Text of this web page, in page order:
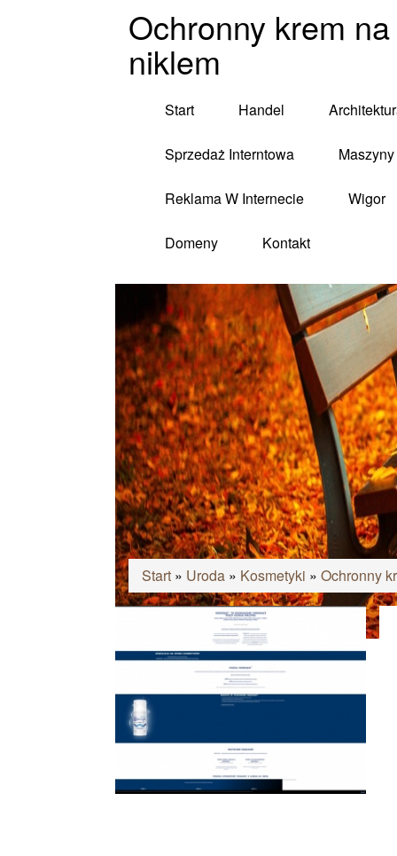
Ochronny krem
niklem
Start Handel
Sprzedaż Interntowa
Reklama W Internecie Wigor
Domeny Kontakt
Start » Uroda » Kosmetyki » Ochronny